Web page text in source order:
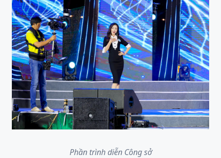
Phần trình diễn Công sở